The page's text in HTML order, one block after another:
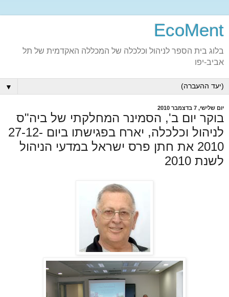
EcoMent
בלוג בית הספר לניהול וכלכלה של המכללה האקדמית של תל
אביב-יפו
▼
יום שלישי, 7 בדצמבר 2010
בוקר יום ב', הסמינר המחלקתי של ביה"ס
לניהול וכלכלה, יארח בפגישתו ביום 27-12-
2010 את חתן פרס ישראל במדעי הניהול
לשנת 2010